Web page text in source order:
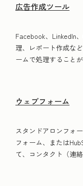
広告作成ツール
Facebook、LinkedIn
理、レポート作成な
ームで処理することが
ウェブフォーム
スタンドアロンフォ
フォーム、または
て、コンタクト（連